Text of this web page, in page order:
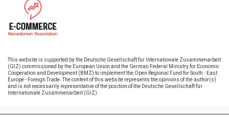
This website is supported by the Deutsche Gesellschaft für Internationale Zusammenarbeit
(GIZ) commissioned by the European Union and the German Federal Ministry for Economic
Cooperation and Development (BMZ) to implement the Open Regional Fund for South - East
Europe - Foreign Trade. The content of this website represents the opinions of the author(s)
and is not necessarily representative of the position of the Deutsche Gesellschaft für
Internationale Zusammenarbeit (GIZ).